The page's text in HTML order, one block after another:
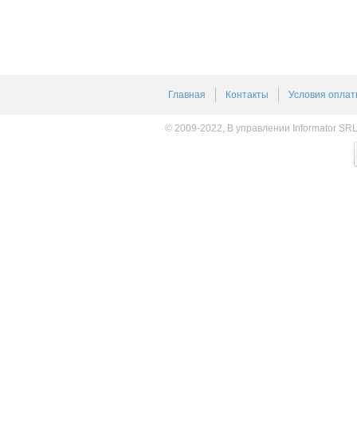
Главная Контакты Условия
© 2009-2022, В управлении Informator SRL